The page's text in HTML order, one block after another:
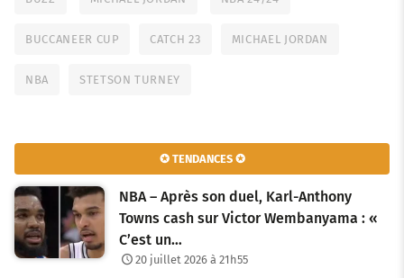
BUCCANEER CUP CATCH 23 MICHAEL JORDAN
NBA STETSON TURNEY
✪ TENDANCES ✪
NBA – Après son duel, Karl-Anthony
Towns cash sur Victor Wembanyama : «
C’est un…
20 juillet 2026 à 21h55